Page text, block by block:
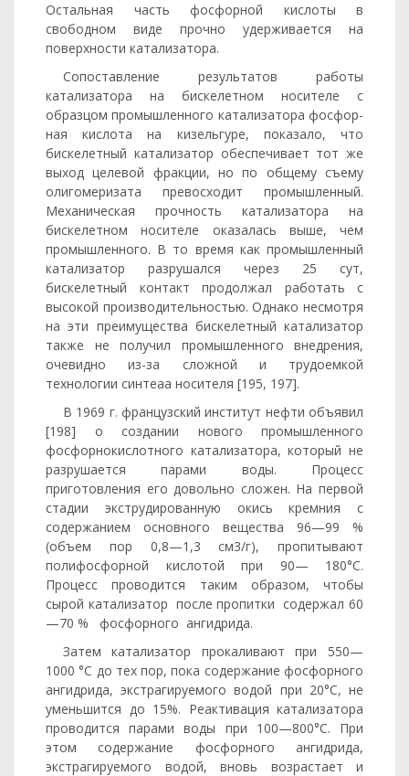
Остальная часть фосфорной кислоты в
свободном виде прочно удерживается на
поверхности катализатора.
Сопоставление результатов работы
катализатора на бискелетном носителе с
образцом промышленного катализатора фосфор­
ная кислота на кизельгуре, показало, что
бискелетный катализатор обеспечивает тот же
выход целевой фракции, но по общему съему
олигомеризата превосходит промышленный.
Механическая проч­ность катализатора на
бискелетном носителе оказалась выше, чем
промышленного. В то время как промышленный
катализатор раз­рушался через 25 сут,
бискелетный контакт продолжал работать с
высокой производительностью. Однако несмотря
на эти преиму­щества бискелетный катализатор
также не получил промышлен­ного внедрения,
очевидно из-за сложной и трудоемкой
технологии синтеаа носителя [195, 197].
В 1969 г. французский институт нефти объявил
[198] о созда­нии нового промышленного
фосфорнокислотного катализатора, ко­торый не
разрушается парами воды. Процесс
приготовления его довольно сложен. На первой
стадии экструдированную окись кремния с
содержанием основного вещества 96—99 %
(объем пор 0,8—1,3 см3/г), пропитывают
полифосфорной кислотой при 90— 180°С.
Процесс проводится таким образом, чтобы
сырой катализа­тор после пропитки содержал 60
—70 % фосфорного ангидрида.
Затем катализатор прокаливают при 550—
1000 °С до тех пор, пока содержание фосфорного
ангидрида, экстрагируемого водой при 20°С, не
уменьшится до 15%. Реактивация катализатора
прово­дится парами воды при 100—800°С. При
этом содержание фос­форного ангидрида,
экстрагируемого водой, вновь возрастает и